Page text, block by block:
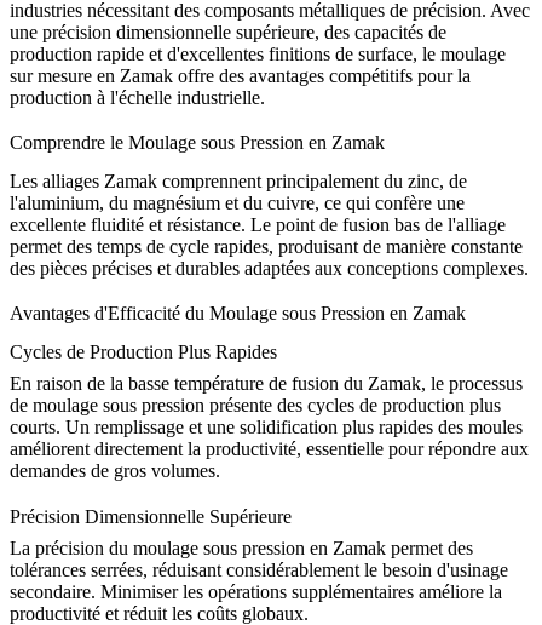
industries nécessitant des composants métalliques de précision. Avec
une précision dimensionnelle supérieure, des capacités de
production rapide et d'excellentes finitions de surface, le moulage
sur mesure en Zamak offre des avantages compétitifs pour la
production à l'échelle industrielle.
Comprendre le Moulage sous Pression en Zamak
Les alliages Zamak comprennent principalement du zinc, de
l'aluminium, du magnésium et du cuivre, ce qui confère une
excellente fluidité et résistance. Le point de fusion bas de l'alliage
permet des temps de cycle rapides, produisant de manière constante
des pièces précises et durables adaptées aux conceptions complexes.
Avantages d'Efficacité du Moulage sous Pression en Zamak
Cycles de Production Plus Rapides
En raison de la basse température de fusion du Zamak, le processus
de moulage sous pression présente des cycles de production plus
courts. Un remplissage et une solidification plus rapides des moules
améliorent directement la productivité, essentielle pour répondre aux
demandes de gros volumes.
Précision Dimensionnelle Supérieure
La précision du moulage sous pression en Zamak permet des
tolérances serrées, réduisant considérablement le besoin d'usinage
secondaire. Minimiser les opérations supplémentaires améliore la
productivité et réduit les coûts globaux.